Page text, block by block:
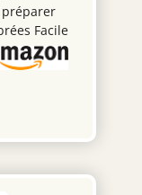
Facile
des
dans
: Ce